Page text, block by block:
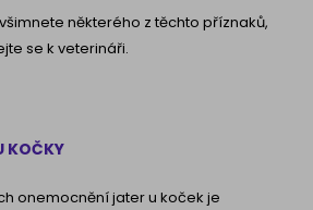
některého z těchto příznaků,
se k veterináři.
KOČKY
onemocnění jater u koček je